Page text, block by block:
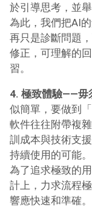
於引導思考，並
為此，我們把AI
再只是診斷問題
修正，可理解的
習。
4. 極致體驗——毋
似簡單，要做到
軟件往往附帶複
訓成本與技術支
持續使用的可能。
為了追求極致的
計上，力求流程
響應快速和準確